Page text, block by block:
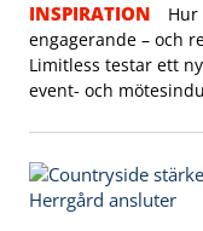
INSPIRATION
Hur
engagerande – och
Limitless testar ett
event- och